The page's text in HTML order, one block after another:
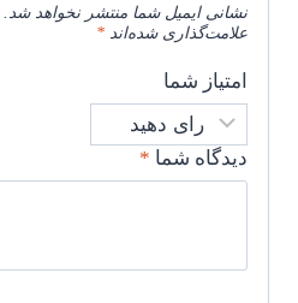
نشانی ایمیل شما منتشر نخواهد شد.
علامت‌گذاری شده‌اند *
امتیاز شما
دیدگاه شما *